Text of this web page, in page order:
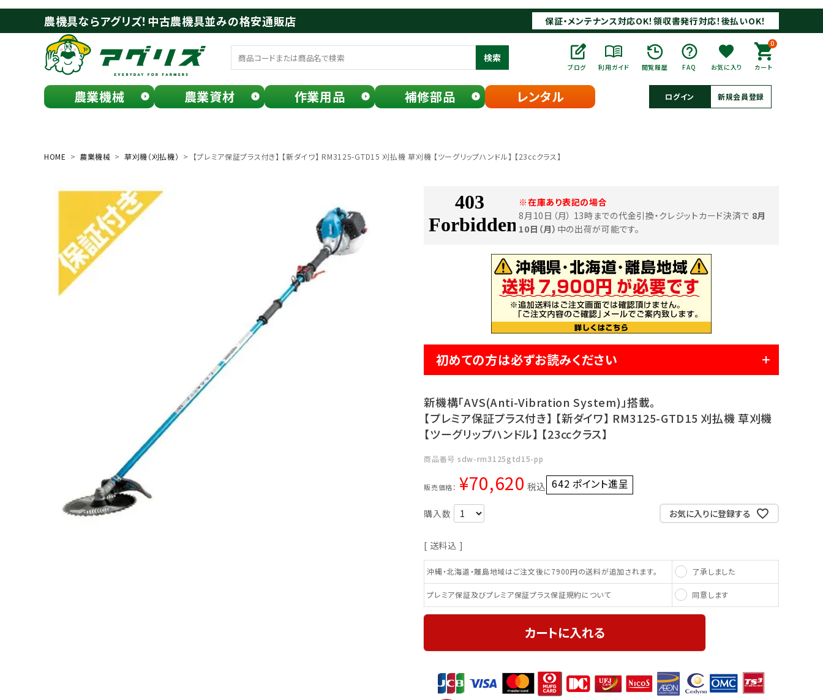
農機具ならアグリズ！中古農機具並みの格安通販店 保証・メンテナンス対応OK！領収書発行対応！後払いOK！
検索
ブログ 利用ガイド 閲覧履歴 FAQ お気に入り
0
カート
農業機械 農業資材 作業用品 補修部品 レンタル ログイン 新規会員登録
search
お気に入り一覧
閲覧履歴一覧
利用ガイド
HOME 農業機械 草刈機（刈払機） 【プレミア保証プラス付き】 【新ダイワ】 RM3125-GTD15 刈払機 草刈機 【ツーグリップハンドル】 【23ccクラス】
※在庫あり表記の場合
8月10日（月） 13時までの代金引換・クレジットカード決済で 8月
10日（月） 中の出荷が可能です。
初めての方は必ずお読みください
新機構「AVS(Anti-Vibration System)」搭載。
【プレミア保証プラス付き】 【新ダイワ】 RM3125-GTD15 刈払機 草刈機
【ツーグリップハンドル】 【23ccクラス】
商品番号 sdw-rm3125gtd15-pp
販売価格： ¥70,620 税込 642 ポイント進呈 ]
お気に入りに登録する
送料込
沖縄・北海道・離島地域はご注文後に7900円の送料が追加されます。 了承しました
プレミア保証及びプレミア保証プラス保証規約について 同意します
カートに入れる